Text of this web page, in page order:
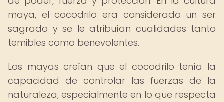
maya, el cocodrilo era considerado un ser
sagrado y se le atribuían cualidades tanto
temibles como benevolentes.
Los mayas creían que el cocodrilo tenía la
capacidad de controlar las fuerzas de la
naturaleza, especialmente en lo que respecta